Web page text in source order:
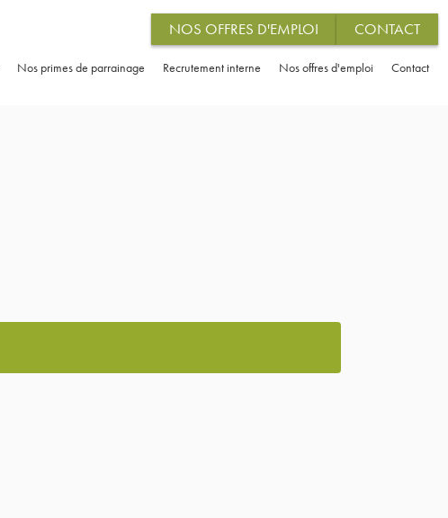
NOS OFFRES D'EMPLOI CONTACT
Nos primes de parrainage Recrutement interne Nos offres d'emploi Contact